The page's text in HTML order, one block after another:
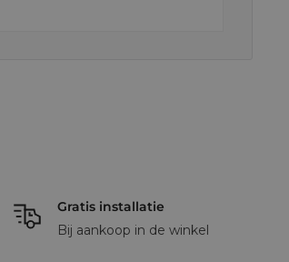
Gratis installatie
Bij aankoop in de winkel